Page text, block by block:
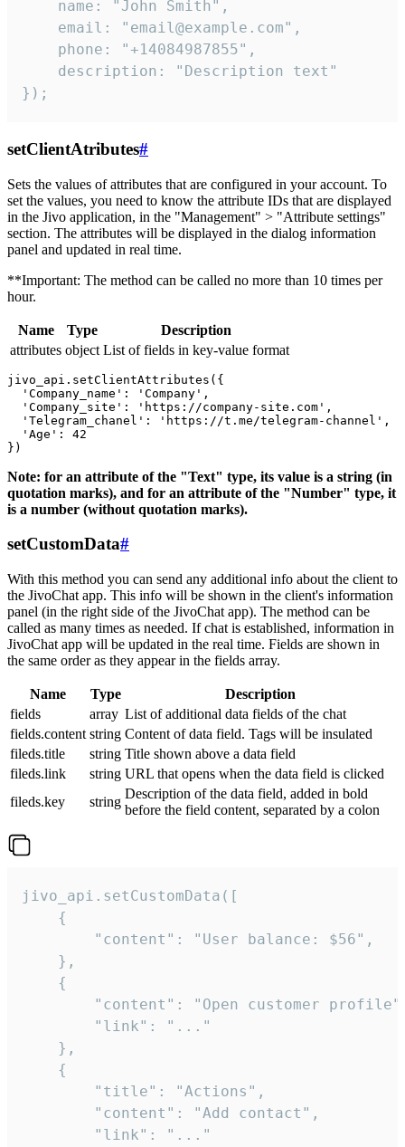
    name: "John Smith",
    email: "email@example.com",
    phone: "+14084987855",
    description: "Description text"
});
setClientAtributes#
Sets the values ​​of attributes that are configured in your account. To
set the values, you need to know the attribute IDs that are displayed
in the Jivo application, in the "Management" > "Attribute settings"
section. The attributes will be displayed in the dialog information
panel and updated in real time.
**Important: The method can be called no more than 10 times per
hour.
Name Type
Description
attributes object List of fields in key-value format
jivo_api.setClientAttributes({
  'Company_name': 'Company',
  'Company_site': 'https://company-site.com',
  'Telegram_chanel': 'https://t.me/telegram-channel',
  'Age': 42
Note: for an attribute of the "Text" type, its value is a string (in
quotation marks), and for an attribute of the "Number" type, it
is a number (without quotation marks).
setCustomData#
With this method you can send any additional info about the client to
the JivoChat app. This info will be shown in the client's information
panel (in the right side of the JivoChat app). The method can be
called as many times as needed. If chat is established, information in
JivoChat app will be updated in the real time. Fields are shown in
the same order as they appear in the fields array.
Name Type
Description
fields
array List of additional data fields of the chat
fields.content string Content of data field. Tags will be insulated
fileds.title
string Title shown above a data field
fileds.link
string URL that opens when the data field is clicked
fileds.key
string
Description of the data field, added in bold
before the field content, separated by a colon
jivo_api.setCustomData([
    {
        "content": "User balance: $56",
    },
    {
"content": "Open customer
        "link": "..."
    },
    {
        "title": "Actions",
        "content": "Add contact",
        "link": "..."